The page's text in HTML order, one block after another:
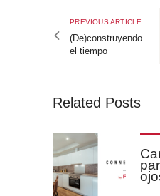
by Finsa
Contacto
entradas
Previous
article
PREVIOUS ARTICLE
(De)construyendo
el tiempo
Related Posts